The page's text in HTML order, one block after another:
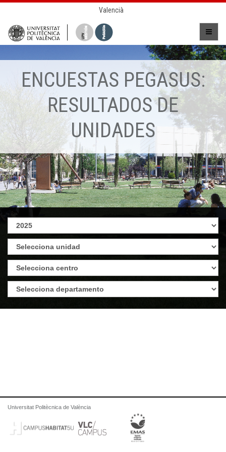
Valencià
ENCUESTAS PEGASUS:
RESULTADOS DE
UNIDADES
Universitat Politècnica de València